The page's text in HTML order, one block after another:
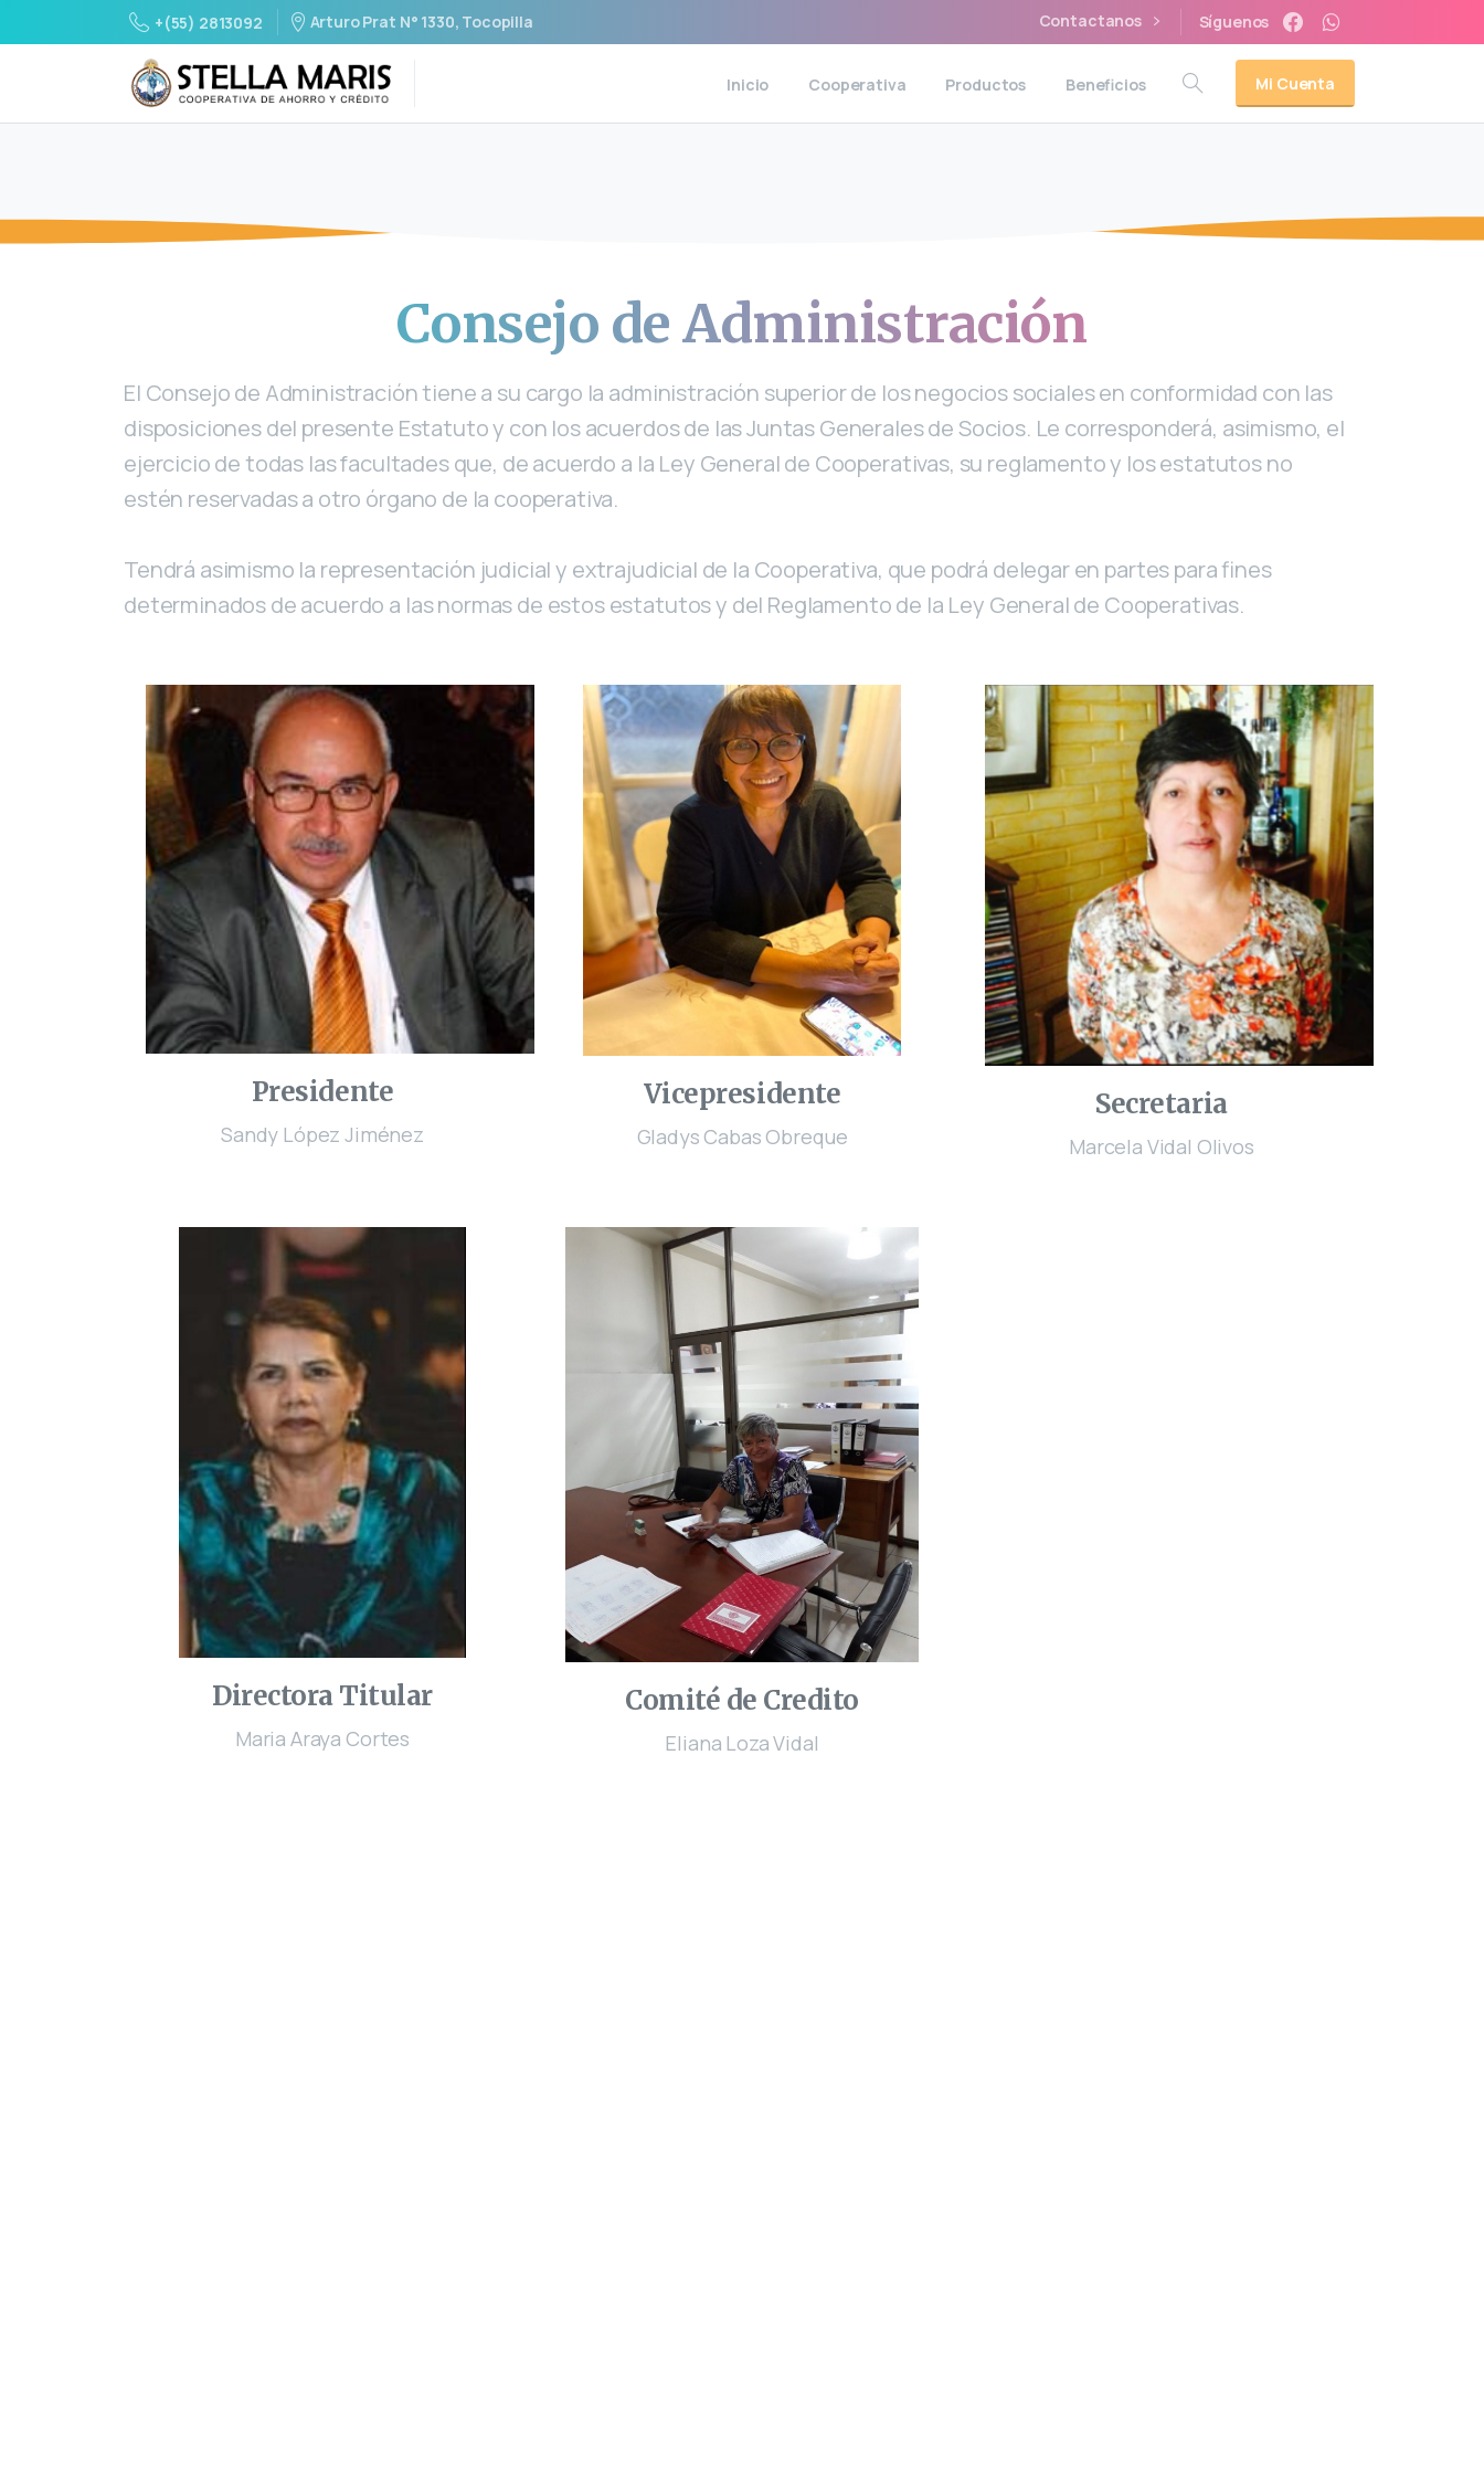
+(55) 2813092 Arturo Prat N° 1330, Tocopilla Contactanos Síguenos
Inicio Cooperativa Productos Beneficios Mi Cuenta
Consejo de Administración
El Consejo de Administración tiene a su cargo la administración superior de los negocios sociales en conformidad con las
disposiciones del presente Estatuto y con los acuerdos de las Juntas Generales de Socios. Le corresponderá, asimismo, el
ejercicio de todas las facultades que, de acuerdo a la Ley General de Cooperativas, su reglamento y los estatutos no
estén reservadas a otro órgano de la cooperativa.
Tendrá asimismo la representación judicial y extrajudicial de la Cooperativa, que podrá delegar en partes para fines
determinados de acuerdo a las normas de estos estatutos y del Reglamento de la Ley General de Cooperativas.
Presidente
Sandy López Jiménez
Vicepresidente
Gladys Cabas Obreque
Secretaria
Marcela Vidal Olivos
Directora Titular
Maria Araya Cortes
Comité de Credito
Eliana Loza Vidal